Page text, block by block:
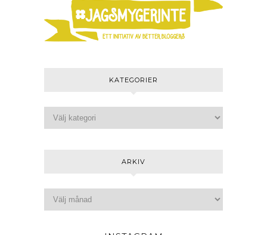
KATEGORIER
ARKIV